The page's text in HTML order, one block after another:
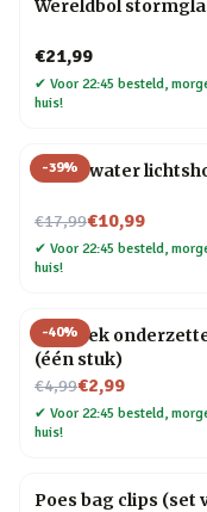
Wereldbol
€21,99
✔ Voor 22:45 besteld,
huis!
-39%
Onderwater
€17,99
Nu voor€10,99
✔ Voor 22:45 besteld,
huis!
-40%
Mozaïek
(één stuk)
€4,99
Nu voor€2,99
✔ Voor 22:45 besteld,
huis!
Poes bag clips (set